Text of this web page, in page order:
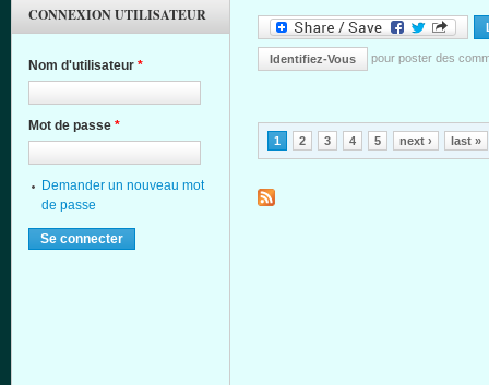
Identifiez-Vous pour poster des
Pages
1 2 3 4 5 next › last »
CONNEXION UTILISATEUR
Nom d'utilisateur *
Mot de passe *
Demander un nouveau mot
de passe